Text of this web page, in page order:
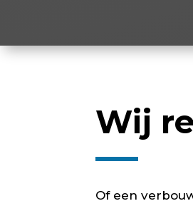
Wij
Of een